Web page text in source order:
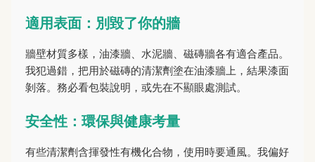
適用表面：別毀了你的牆
牆壁材質多樣，油漆牆、水泥牆、磁磚牆各有適合產品。
我犯過錯，把用於磁磚的清潔劑塗在油漆牆上，結果漆面
剝落。務必看包裝說明，或先在不顯眼處測試。
安全性：環保與健康考量
有些清潔劑含揮發性有機化合物，使用時要通風。我偏好